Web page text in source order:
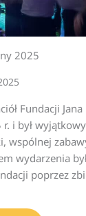
2025
Fundacji
i był
wspólnej
wydarzenia
poprzez